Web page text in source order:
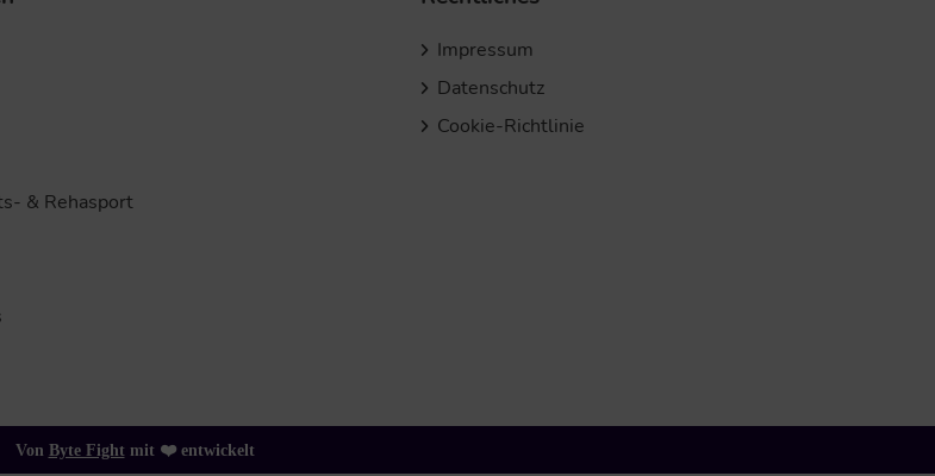
& Rehasport
Impressum
Datenschutz
Cookie-Richtlinie
Von Byte Fight mit ❤️ entwickelt